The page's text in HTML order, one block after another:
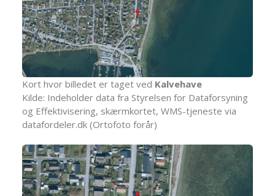
Kort hvor billedet er taget ved Kalvehave
Kilde: Indeholder data fra Styrelsen for Dataforsyning
og Effektivisering, skærmkortet, WMS-tjeneste via
datafordeler.dk (Ortofoto forår)